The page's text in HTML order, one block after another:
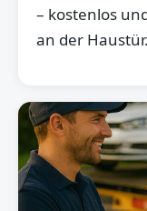
– kostenlos
an der Haustür.